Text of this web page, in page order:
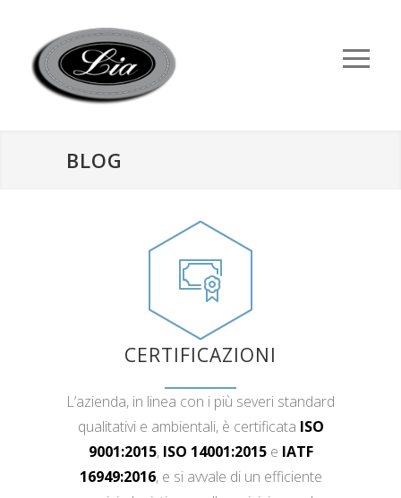
BLOG
CERTIFICAZIONI
L’azienda, in linea con i più severi standard
qualitativi e ambientali, è certificata ISO
9001:2015, ISO 14001:2015e IATF
16949:2016, e si avvale di un efficiente